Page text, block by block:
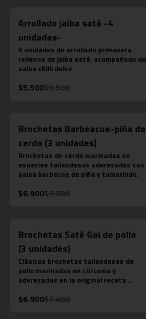
Arrollado jaiba saté -4
unidades-
4 unidades de arrollado primavera
rellenos de jaiba saté, acompañado de
salsa chilli dulce
$5.500$6.500
Brochetas Barbeacue-piña de
cerdo (3 unidades)
Brochetas de cerdo marinadas en
especies tailandesas aderezadas con
salsa barbecue de piña y tamarindo.
$6.900$7.500
Brochetas Saté Gai de pollo
(3 unidades)
Clásicas brochetas tailandesas de
pollo marinadas en cúrcuma y
aderezadas en la original receta
azúcar de palma, semillas de cilantro,
$6.900$7.400